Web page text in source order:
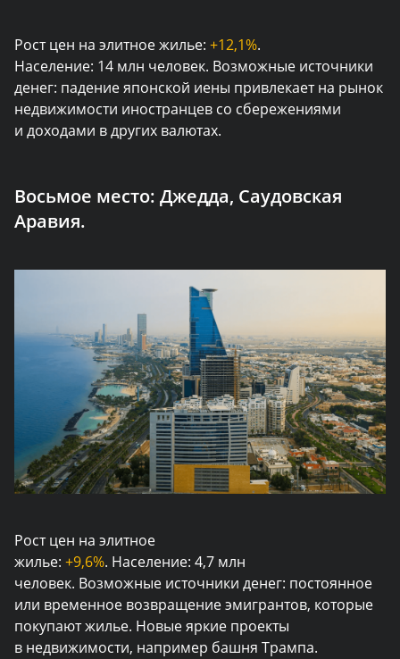
Рост цен на элитное жилье: +12,1%.
Население: 14 млн человек. Возможные источники
денег: падение японской иены привлекает на рынок
недвижимости иностранцев со сбережениями
и доходами в других валютах.
Восьмое место: Джедда, Саудовская
Аравия.
Рост цен на элитное
жилье: +9,6%. Население: 4,7 млн
человек. Возможные источники денег: постоянное
или временное возвращение эмигрантов, которые
покупают жилье. Новые яркие проекты
в недвижимости, например башня Трампа.